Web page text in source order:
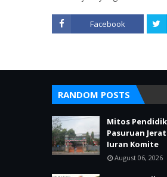
Facebook
RANDOM POSTS
Mitos
Pasuruan
Iuran Komite
August 06, 2026